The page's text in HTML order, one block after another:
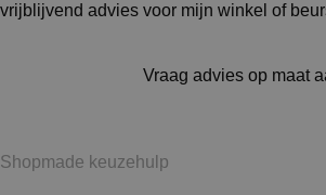
vrijblijvend advies voor mijn winkel of
Vraag advies op maat
Shopmade keuzehulp